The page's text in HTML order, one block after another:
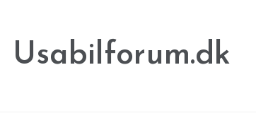
Usabilforum.dk